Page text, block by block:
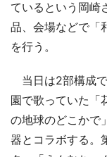
ているという岡崎
品、会場などで「
を行う。
当日は2部構成
園で歌っていた「
の地球のどこかで
器とコラボする。